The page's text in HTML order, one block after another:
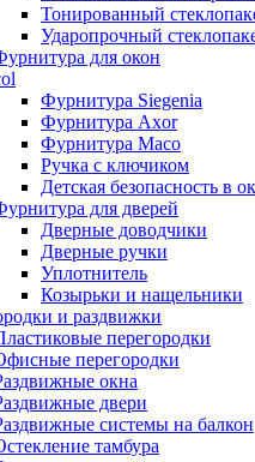
Тонированный
Ударопрочный
для окон
Фурнитура Siegenia
Фурнитура Axor
Фурнитура Maco
Ручка с ключиком
Детская безопасность в
для дверей
Дверные доводчики
Дверные ручки
Уплотнитель
Козырьки и нащельники
и раздвижки
перегородки
перегородки
окна
двери
системы на балкон
тамбура